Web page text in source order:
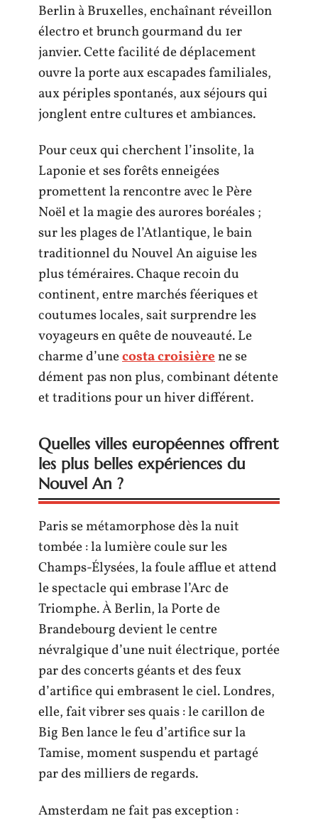
Berlin à Bruxelles, enchaînant réveillon
électro et brunch gourmand du 1er
janvier. Cette facilité de déplacement
ouvre la porte aux escapades familiales,
aux périples spontanés, aux séjours qui
jonglent entre cultures et ambiances.
Pour ceux qui cherchent l’insolite, la
Laponie et ses forêts enneigées
promettent la rencontre avec le Père
Noël et la magie des aurores boréales ;
sur les plages de l’Atlantique, le bain
traditionnel du Nouvel An aiguise les
plus téméraires. Chaque recoin du
continent, entre marchés féeriques et
coutumes locales, sait surprendre les
voyageurs en quête de nouveauté. Le
charme d’unecosta croisièrene se
dément pas non plus, combinant détente
et traditions pour un hiver différent.
Quelles villes européennes offrent
les plus belles expériences du
Nouvel An ?
Paris se métamorphose dès la nuit
tombée : la lumière coule sur les
Champs-Élysées, la foule afflue et attend
le spectacle qui embrase l’Arc de
Triomphe. À Berlin, la Porte de
Brandebourg devient le centre
névralgique d’une nuit électrique, portée
par des concerts géants et des feux
d’artifice qui embrasent le ciel. Londres,
elle, fait vibrer ses quais : le carillon de
Big Ben lance le feu d’artifice sur la
Tamise, moment suspendu et partagé
par des milliers de regards.
Amsterdam ne fait pas exception :